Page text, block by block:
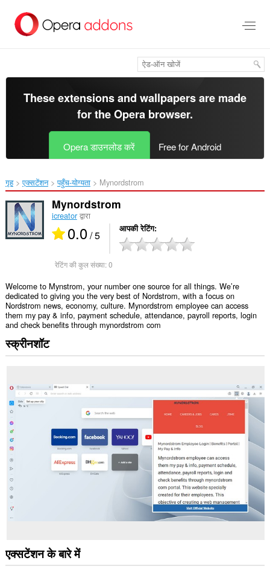
सामग्री
These extensions and wallpapers are made
for theOpera browser.
Opera डाउनलोड करें Free for Android
गृह एक्सटेंशन पहुँच-योग्यता Mynordstrom‎
Mynordstrom
icreatorद्वारा
0.0/ 5 आपकी रेटिंग
रेटिंग की कुल संख्या:0
Welcome to Mynstrom, your number one source for all things. We’re
dedicated to giving you the very best of Nordstrom, with a focus on
Nordstrom news, economy, culture. Mynordstrom employee can access
them my pay & info, payment schedule, attendance, payroll reports, login
and check benefits through mynordstrom com
स्क्रीनशॉट
एक्सटेंशन के बारे में